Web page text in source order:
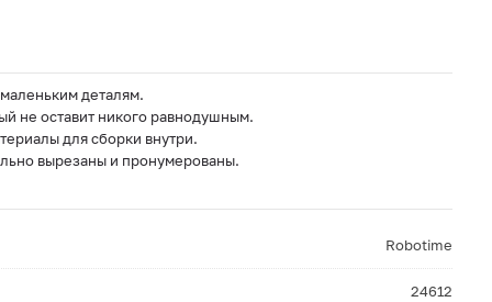
деталям.
не оставит никого равнодушным.
для сборки внутри.
вырезаны и пронумерованы.
Robotime
24612